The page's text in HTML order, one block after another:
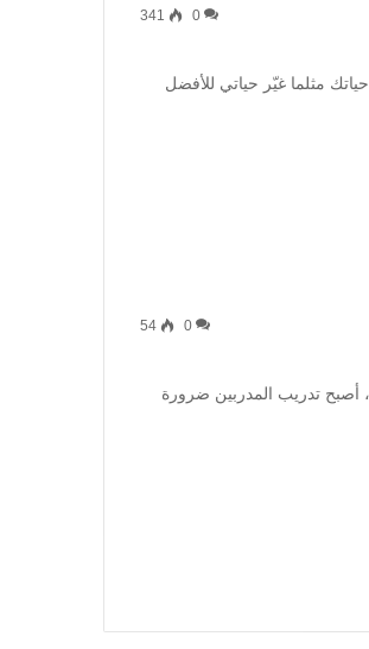
0
341
مثلما غيّر حياتي للأفضل
0
54
أصبح تدريب المدربين ضرورة